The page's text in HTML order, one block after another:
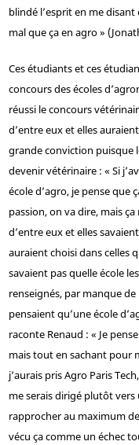
blindé l’esprit en me disant
mal que ça en agro »
Ces étudiants et ces
concours des écoles
réussi le concours
d’entre eux et elles
grande conviction puisque
devenir vétérinaire : « Si
école d’agro, je pense que
passion, on va dire, mais
d’entre eux et elles
auraient choisi dans celles
savaient pas quelle école
renseignés, par manque
pensaient qu’une école
raconte Renaud : « Je
mais tout en sachant pour
j’aurais pris Agro Paris
me serais dirigé plutôt
rapprocher au maximum
vécu ça comme un échec